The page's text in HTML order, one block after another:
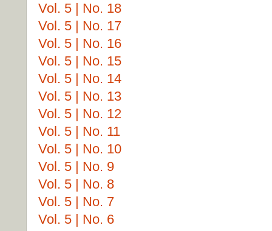
Vol. 5 | No. 18
Vol. 5 | No. 17
Vol. 5 | No. 16
Vol. 5 | No. 15
Vol. 5 | No. 14
Vol. 5 | No. 13
Vol. 5 | No. 12
Vol. 5 | No. 11
Vol. 5 | No. 10
Vol. 5 | No. 9
Vol. 5 | No. 8
Vol. 5 | No. 7
Vol. 5 | No. 6